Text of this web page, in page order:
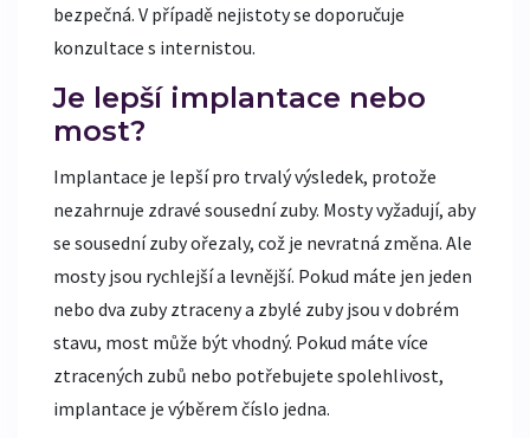
bezpečná. V případě nejistoty se doporučuje
konzultace s internistou.
Je lepší implantace nebo
most?
Implantace je lepší pro trvalý výsledek, protože
nezahrnuje zdravé sousední zuby. Mosty vyžadují, aby
se sousední zuby ořezaly, což je nevratná změna. Ale
mosty jsou rychlejší a levnější. Pokud máte jen jeden
nebo dva zuby ztraceny a zbylé zuby jsou v dobrém
stavu, most může být vhodný. Pokud máte více
ztracených zubů nebo potřebujete spolehlivost,
implantace je výběrem číslo jedna.